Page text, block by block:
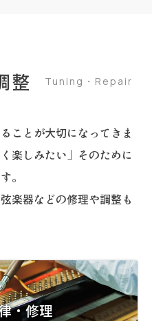
整 Tuning・Repair
ことが大切になってきま
楽しみたい」そのために
。
楽器などの修理や調整も
・修理